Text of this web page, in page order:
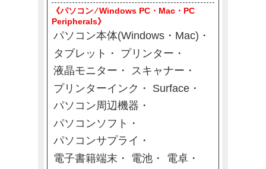
《パソコン ⁄ Windows PC・Mac・PC
Peripherals》
パソコン本体(Windows・Mac)
タブレット
プリンター
液晶モニター
スキャナー
プリンターインク
Surface
パソコン周辺機器
パソコンソフト
パソコンサプライ
電子書籍端末
電池
電卓